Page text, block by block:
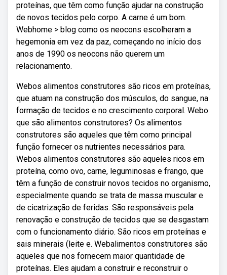
proteínas, que têm como função ajudar na construção
de novos tecidos pelo corpo. A carne é um bom.
Webhome > blog como os neocons escolheram a
hegemonia em vez da paz, começando no início dos
anos de 1990 os neocons não querem um
relacionamento.
Webos alimentos construtores são ricos em proteínas,
que atuam na construção dos músculos, do sangue, na
formação de tecidos e no crescimento corporal. Webo
que são alimentos construtores? Os alimentos
construtores são aqueles que têm como principal
função fornecer os nutrientes necessários para.
Webos alimentos construtores são aqueles ricos em
proteína, como ovo, carne, leguminosas e frango, que
têm a função de construir novos tecidos no organismo,
especialmente quando se trata de massa muscular e
de cicatrização de feridas. São responsáveis pela
renovação e construção de tecidos que se desgastam
com o funcionamento diário. São ricos em proteínas e
sais minerais (leite e. Webalimentos construtores são
aqueles que nos fornecem maior quantidade de
proteínas. Eles ajudam a construir e reconstruir o